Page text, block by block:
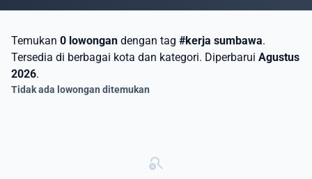
Temukan 0 lowongan dengan tag #kerja sumbawa.
Tersedia di berbagai kota dan kategori. Diperbarui Agustus
2026.
Tidak ada lowongan ditemukan
search_off